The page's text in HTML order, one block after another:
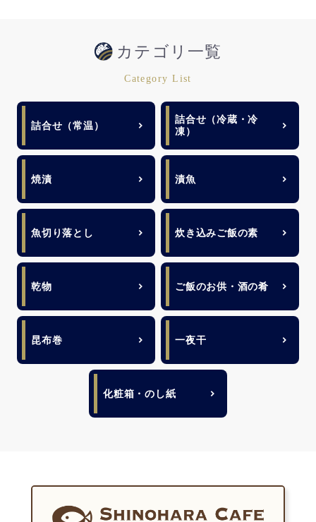
カテゴリ一覧
Category List
詰合せ（常温）
詰合せ（冷蔵・冷
凍）
焼漬 漬魚
魚切り落とし 炊き込みご飯の素
乾物 ご飯のお供・酒の肴
昆布巻 一夜干
化粧箱・のし紙